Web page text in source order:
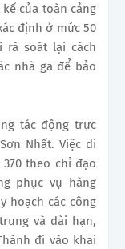
của toàn cảng
định ở mức 50
rà soát lại cách
nhà ga để bảo
tác động trực
Nhất. Việc di
theo chỉ đạo
phục vụ hàng
hoạch các công
và dài hạn,
đi vào khai